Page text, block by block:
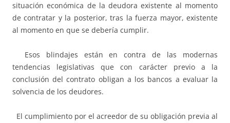
situación económica de la deudora existente al momento
de contratar y la posterior, tras la fuerza mayor, existente
al momento en que se debería cumplir.
Esos blindajes están en contra de las modernas
tendencias legislativas que con carácter previo a la
conclusión del contrato obligan a los bancos a evaluar la
solvencia de los deudores.
El cumplimiento por el acreedor de su obligación previa al